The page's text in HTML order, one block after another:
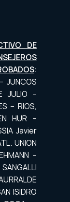
DE
:
JUNCOS
JULIO –
– RIOS,
HUR –
Javier
UNION
–
ISIDRO